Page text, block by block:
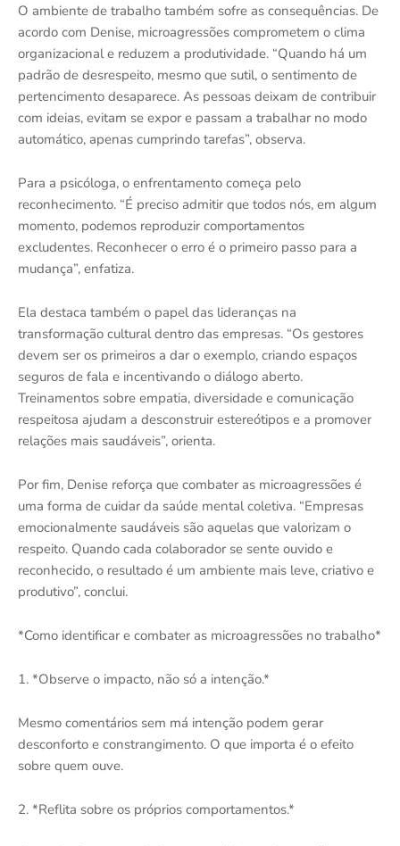
O ambiente de trabalho também sofre as consequências. De
acordo com Denise, microagressões comprometem o clima
organizacional e reduzem a produtividade. “Quando há um
padrão de desrespeito, mesmo que sutil, o sentimento de
pertencimento desaparece. As pessoas deixam de contribuir
com ideias, evitam se expor e passam a trabalhar no modo
automático, apenas cumprindo tarefas”, observa.
Para a psicóloga, o enfrentamento começa pelo
reconhecimento. “É preciso admitir que todos nós, em algum
momento, podemos reproduzir comportamentos
excludentes. Reconhecer o erro é o primeiro passo para a
mudança”, enfatiza.
Ela destaca também o papel das lideranças na
transformação cultural dentro das empresas. “Os gestores
devem ser os primeiros a dar o exemplo, criando espaços
seguros de fala e incentivando o diálogo aberto.
Treinamentos sobre empatia, diversidade e comunicação
respeitosa ajudam a desconstruir estereótipos e a promover
relações mais saudáveis”, orienta.
Por fim, Denise reforça que combater as microagressões é
uma forma de cuidar da saúde mental coletiva. “Empresas
emocionalmente saudáveis são aquelas que valorizam o
respeito. Quando cada colaborador se sente ouvido e
reconhecido, o resultado é um ambiente mais leve, criativo e
produtivo”, conclui.
*Como identificar e combater as microagressões no trabalho*
1. *Observe o impacto, não só a intenção.*
Mesmo comentários sem má intenção podem gerar
desconforto e constrangimento. O que importa é o efeito
sobre quem ouve.
2. *Reflita sobre os próprios comportamentos.*